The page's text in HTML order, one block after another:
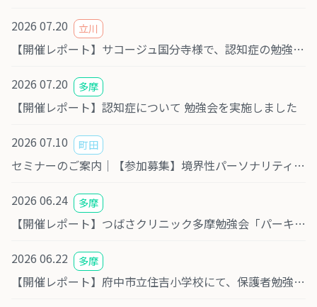
2026 07.20 立川
【開催レポート】サコージュ国分寺様で、認知症の勉強会を開催しました
2026 07.20 多摩
【開催レポート】認知症について 勉強会を実施しました
2026 07.10 町田
セミナーのご案内｜【参加募集】境界性パーソナリティ障害について学ぶセミナー＆交流会を相模原で開催します｜8月7日（金）
2026 06.24 多摩
【開催レポート】つばさクリニック多摩勉強会「パーキンソン病について～最先端では」
2026 06.22 多摩
【開催レポート】府中市立住吉小学校にて、保護者勉強会の講師を務めました